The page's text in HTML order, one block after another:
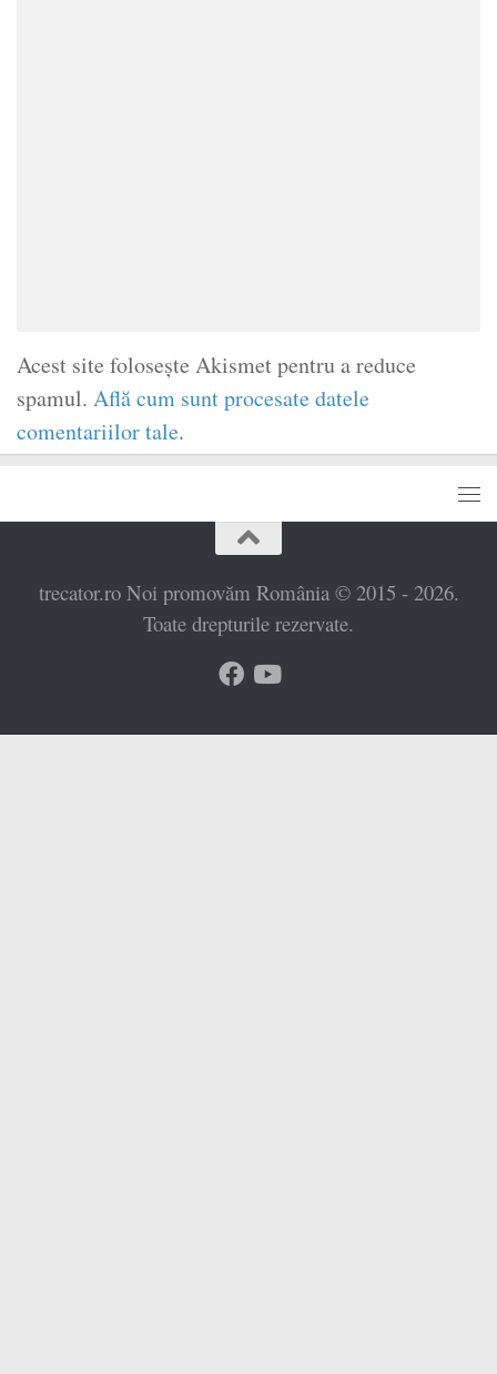
Acest site folosește Akismet pentru a reduce
spamul. Află cum sunt procesate datele
comentariilor tale.
trecator.ro Noi promovăm România © 2015 - 2026.
Toate drepturile rezervate.